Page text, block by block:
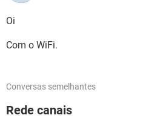
Oi
Com o WiFi.
Conversas semelhantes
Rede canais